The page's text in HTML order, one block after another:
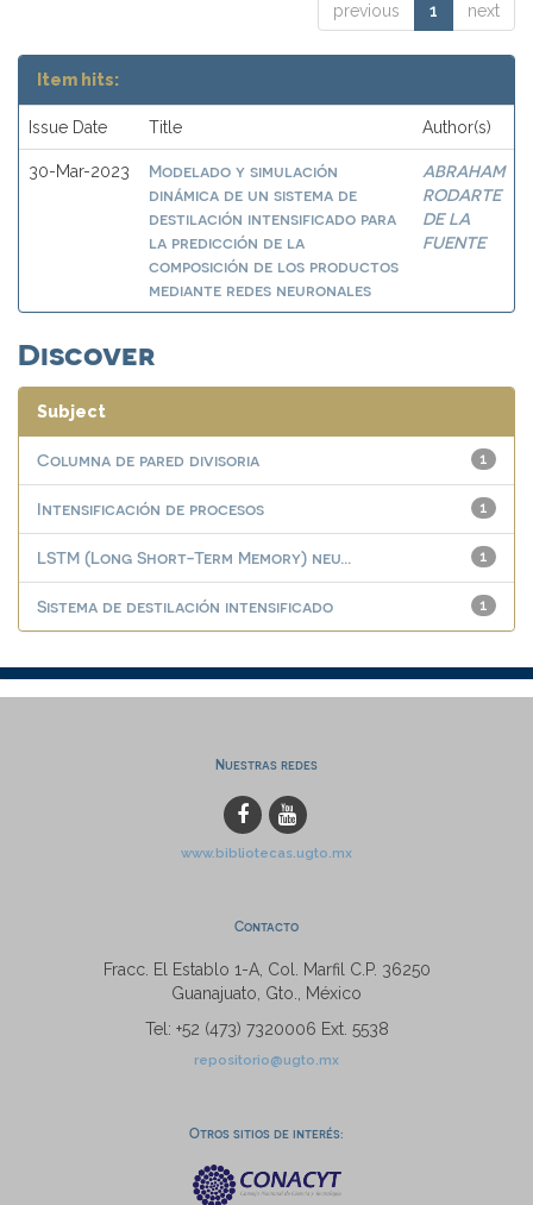
previous 1 next
Item hits:
Issue Date Title Author(s)
30-Mar-2023
Modelado y simulación
dinámica de un sistema de
destilación intensificado para
la predicción de la
composición de los productos
mediante redes neuronales
ABRAHAM
RODARTE
DE LA
FUENTE
Discover
Subject
1
Columna de pared divisoria
1
Intensificación de procesos
1
LSTM (Long Short-Term Memory) neu...
1
Sistema de destilación intensificado
Nuestras redes
www.bibliotecas.ugto.mx
Contacto
Fracc. El Establo 1-A, Col. Marfil C.P. 36250
Guanajuato, Gto., México
Tel: +52 (473) 7320006 Ext. 5538
repositorio@ugto.mx
Otros sitios de interés: